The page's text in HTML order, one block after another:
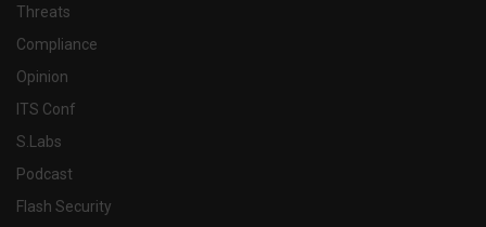
Threats
Compliance
Opinion
ITS Conf
S.Labs
Podcast
Flash Security